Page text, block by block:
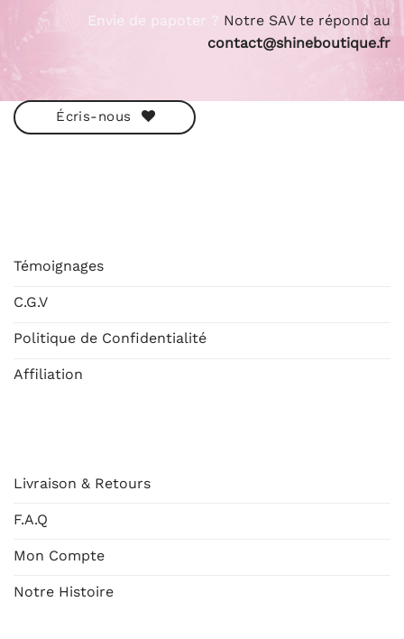
Envie de papoter ? Notre SAV te répond au
contact@shineboutique.fr
Écris-nous
Témoignages
C.G.V
Politique de Confidentialité
Affiliation
Livraison & Retours
F.A.Q
Mon Compte
Notre Histoire